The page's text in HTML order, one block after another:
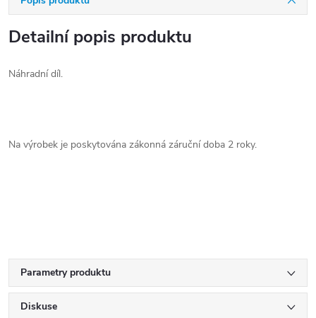
Detailní popis produktu
Náhradní díl.
Na výrobek je poskytována zákonná záruční doba 2 roky.
Parametry produktu
Diskuse